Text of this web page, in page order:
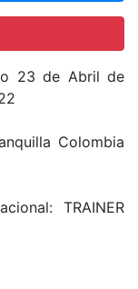
23 de Abril de
Colombia
TRAINER